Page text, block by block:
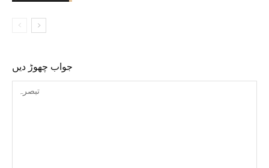
جواب چھوڑ دیں